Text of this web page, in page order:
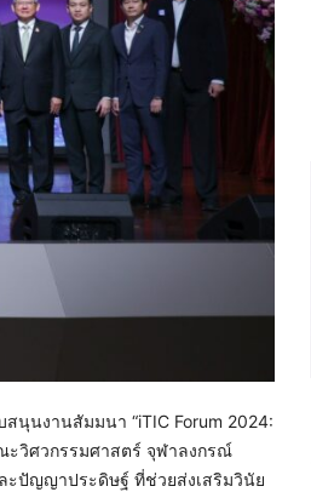
นุนงานสัมมนา “iTIC Forum 2024:
ะวิศวกรรมศาสตร์ จุฬาลงกรณ์
ะปัญญาประดิษฐ์ ที่ช่วยส่งเสริมวินัย